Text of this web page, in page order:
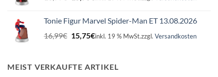
Preis
16,99€15,75€.
Tonie Figur Marvel Spider-Man ET 13.08.2026
16,99€ Ursprünglicher
Preis
16,99€
15,75€Aktueller
15,75€.
inkl. 19 % MwSt.zzgl. Versandkosten
MEIST VERKAUFTE ARTIKEL